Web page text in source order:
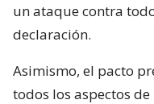
un ataque contra
declaración.
Asimismo, el pacto
todos los aspectos